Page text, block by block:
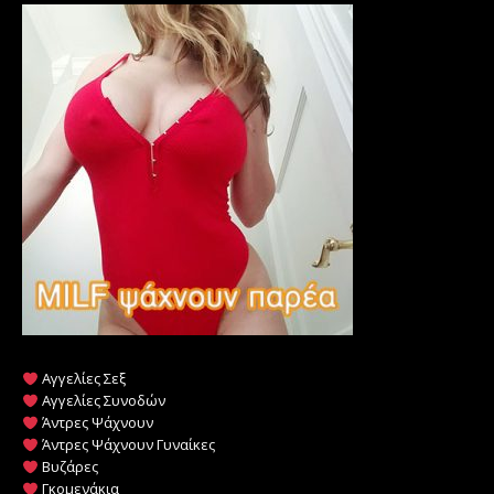
Αγγελίες Σεξ
Αγγελίες Συνοδών
Άντρες Ψάχνουν
Άντρες Ψάχνουν Γυναίκες
Βυζάρες
Γκομενάκια